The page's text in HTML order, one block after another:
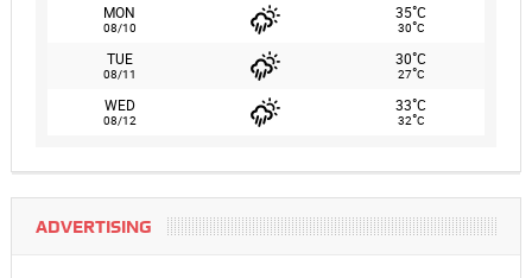
MON
08/10
35°C
30°C
TUE
08/11
30°C
27°C
WED
08/12
33°C
32°C
ADVERTISING